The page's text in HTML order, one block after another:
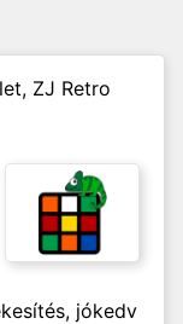
ZJ Retro
jókedv